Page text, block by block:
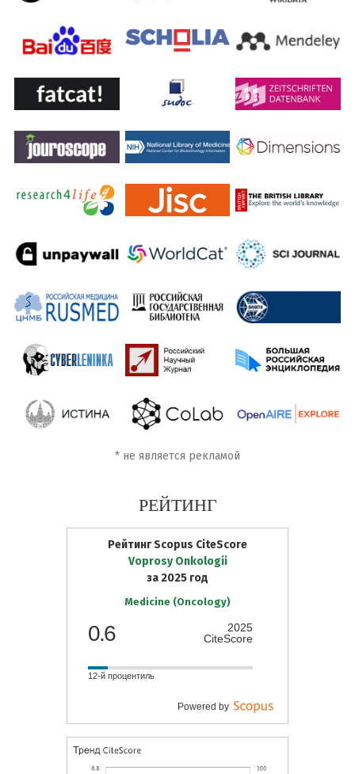
* не является рекламой
РЕЙТИНГ
Рейтинг Scopus CiteScore
Voprosy Onkologii
за 2025 год
Medicine (Oncology)
0.6
2025
CiteScore
12-й процентиль
Powered by